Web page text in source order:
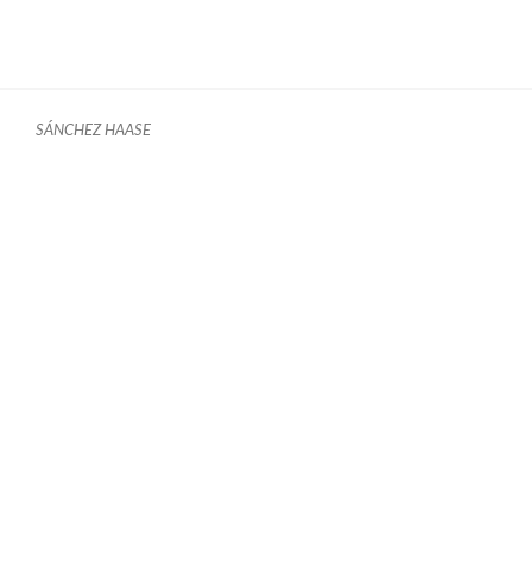
SÁNCHEZ HAASE